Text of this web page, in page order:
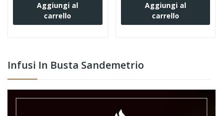
Infusi In Busta Sandemetrio
Aggiungi al
carrello
Aggiungi al
carrello